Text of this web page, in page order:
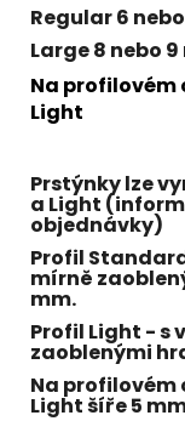
Regular 6
Large 8 nebo
Na profilovém
Light
Prstýnky lze
a Light
objednávky)
Profil
mírně
mm.
Profil Light - s
zaoblenými
Na profilovém
Light šíře 5